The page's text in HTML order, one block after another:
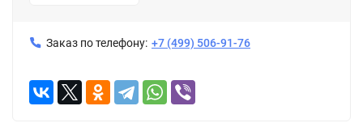
Заказ по телефону: +7 (499) 506-91-76